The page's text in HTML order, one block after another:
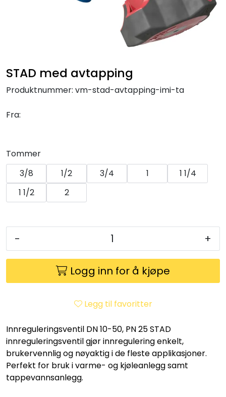
STAD med avtapping
Produktnummer: vm-stad-avtapping-imi-ta
Fra:
Tommer
3/8
1/2 3/4 1
1 1/4
1 1/2
2
- +
Logg inn for å kjøpe
Legg til favoritter
Innreguleringsventil DN 10-50, PN 25 STAD
innreguleringsventil gjør innregulering enkelt,
brukervennlig og nøyaktig i de fleste applikasjoner.
Perfekt for bruk i varme- og kjøleanlegg samt
tappevannsanlegg.
Radiatorer
Planfront radiatorer
Rør
Watersafe
Elektrokjeler
Vifter
Skap
Viftekonvektorer